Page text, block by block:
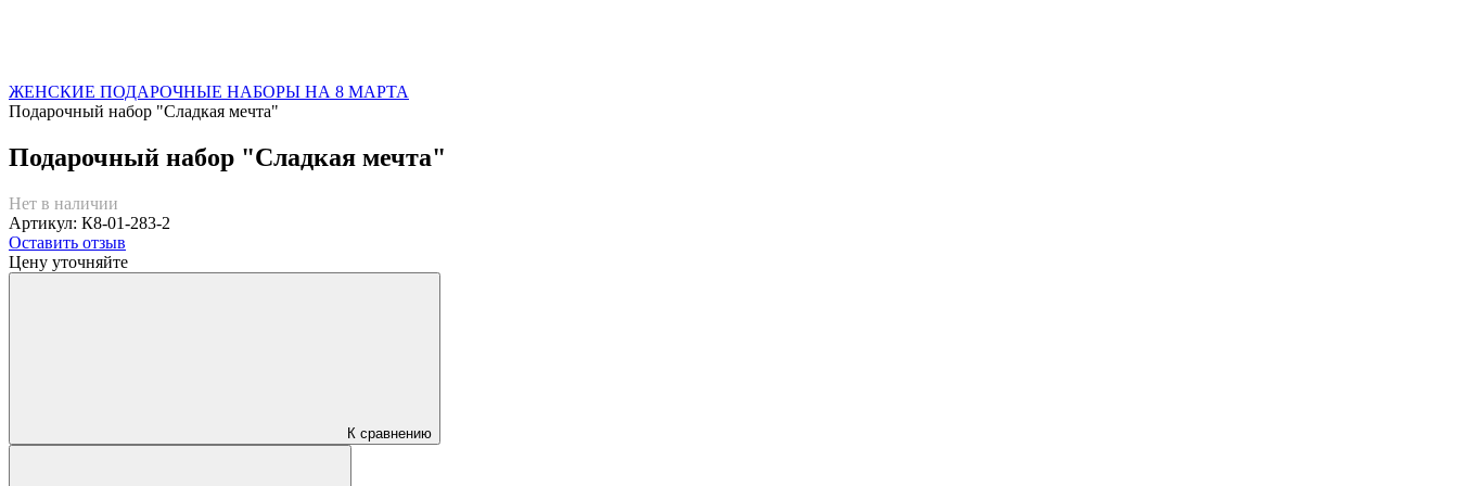
ЖЕНСКИЕ ПОДАРОЧНЫЕ НАБОРЫ НА 8 МАРТА
Подарочный набор "Сладкая мечта"
Подарочный набор "Сладкая мечта"
Нет в наличии
Артикул: К8-01-283-2
Оставить отзыв
Цену уточняйте
К сравнению